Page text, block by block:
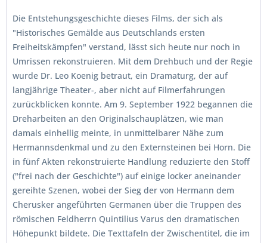
Die Entstehungsgeschichte dieses Films, der sich als
"Historisches Gemälde aus Deutschlands ersten
Freiheitskämpfen" verstand, lässt sich heute nur noch in
Umrissen rekonstruieren. Mit dem Drehbuch und der Regie
wurde Dr. Leo Koenig betraut, ein Dramaturg, der auf
langjährige Theater-, aber nicht auf Filmerfahrungen
zurückblicken konnte. Am 9. September 1922 begannen die
Dreharbeiten an den Originalschauplätzen, wie man
damals einhellig meinte, in unmittelbarer Nähe zum
Hermannsdenkmal und zu den Externsteinen bei Horn. Die
in fünf Akten rekonstruierte Handlung reduzierte den Stoff
("frei nach der Geschichte") auf einige locker aneinander
gereihte Szenen, wobei der Sieg der von Hermann dem
Cherusker angeführten Germanen über die Truppen des
römischen Feldherrn Quintilius Varus den dramatischen
Höhepunkt bildete. Die Texttafeln der Zwischentitel, die im